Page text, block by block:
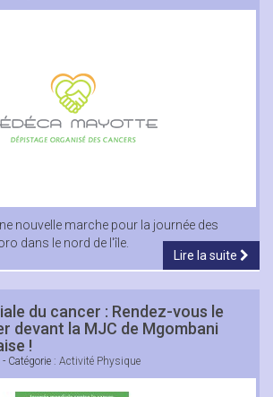
nouvelle marche pour la journée des
dans le nord de l'île.
Lire la suite
du cancer : Rendez-vous le
devant la MJC de Mgombani
!
- Catégorie : Activité Physique